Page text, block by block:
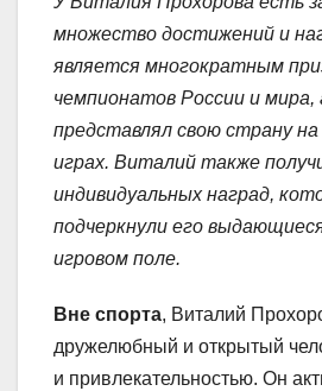
множество достижений и
является многократным
чемпионатов России и
представлял свою страну
играх. Виталий также
индивидуальных наград,
подчеркнули его
игровом поле.
Вне спорта, Виталий
дружелюбный и открытый
и привлекательностью. Он